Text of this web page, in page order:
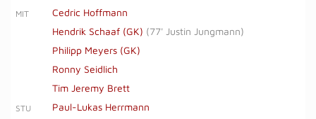
MIT
Cedric Hoffmann
Hendrik Schaaf (GK) (77' Justin Jungmann)
Philipp Meyers (GK)
Ronny Seidlich
Tim Jeremy Brett
STU
Paul-Lukas Herrmann